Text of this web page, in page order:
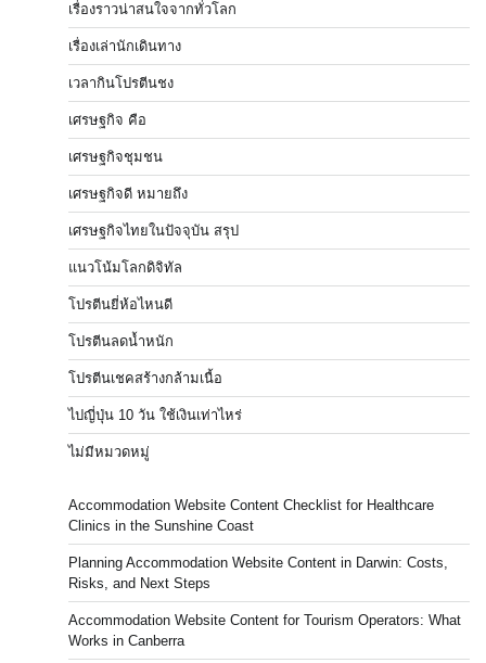
เรื่องราวน่าสนใจจากทั่วโลก
เรื่องเล่านักเดินทาง
เวลากินโปรตีนชง
เศรษฐกิจ คือ
เศรษฐกิจชุมชน
เศรษฐกิจดี หมายถึง
เศรษฐกิจไทยในปัจจุบัน สรุป
แนวโน้มโลกดิจิทัล
โปรตีนยี่ห้อไหนดี
โปรตีนลดน้ำหนัก
โปรตีนเชคสร้างกล้ามเนื้อ
ไปญี่ปุ่น 10 วัน ใช้เงินเท่าไหร่
ไม่มีหมวดหมู่
Accommodation Website Content Checklist for Healthcare
Clinics in the Sunshine Coast
Planning Accommodation Website Content in Darwin: Costs,
Risks, and Next Steps
Accommodation Website Content for Tourism Operators: What
Works in Canberra